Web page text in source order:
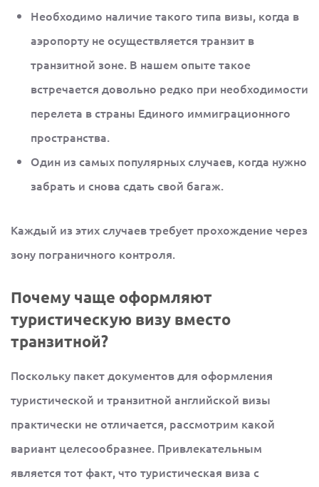
Необходимо наличие такого типа визы, когда в
аэропорту не осуществляется транзит в
транзитной зоне. В нашем опыте такое
встречается довольно редко при необходимости
перелета в страны Единого иммиграционного
пространства.
Один из самых популярных случаев, когда нужно
забрать и снова сдать свой багаж.
Каждый из этих случаев требует прохождение через
зону пограничного контроля.
Почему чаще оформляют
туристическую визу вместо
транзитной?
Поскольку пакет документов для оформления
туристической и транзитной английской визы
практически не отличается, рассмотрим какой
вариант целесообразнее. Привлекательным
является тот факт, что туристическая виза с